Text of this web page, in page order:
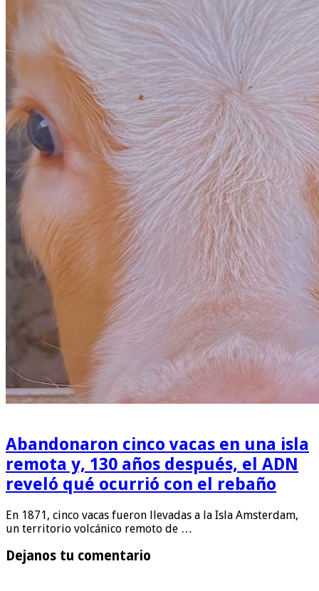
Abandonaron cinco vacas en una isla
remota y, 130 años después, el ADN
reveló qué ocurrió con el rebaño
En 1871, cinco vacas fueron llevadas a la Isla Amsterdam,
un territorio volcánico remoto de …
Dejanos tu comentario